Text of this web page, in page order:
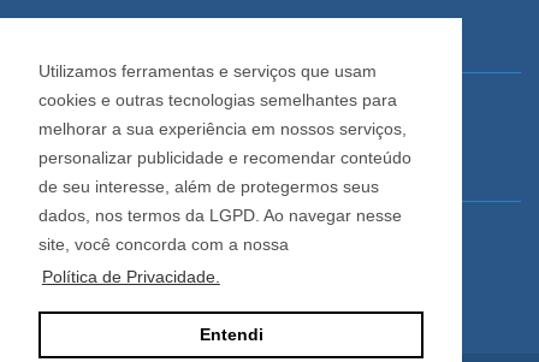
Utilizamos ferramentas e serviços que usam
cookies e outras tecnologias semelhantes para
melhorar a sua experiência em nossos serviços,
personalizar publicidade e recomendar conteúdo
de seu interesse, além de protegermos seus
dados, nos termos da LGPD. Ao navegar nesse
site, você concorda com a nossa
Política de Privacidade.
Entendi
Imobiliária Cadore
Rua Os Dezoito do Forte, 1622, Centro
Caxias do Sul - Rio Grande do Sul
Horário de Atendimento
De segunda a sexta-feira
Das 08:30 às 12:00 e das 13:30 às 18:00